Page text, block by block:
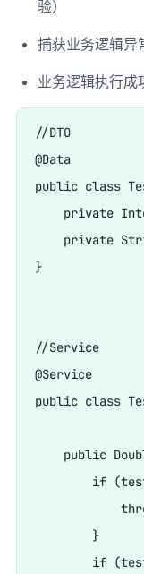
验）
捕获业务逻辑异
业务逻辑执行成
//DTO
@Data
public class
private
private
}
//Service
@Service
public class
public Double
if
throw new
}
if